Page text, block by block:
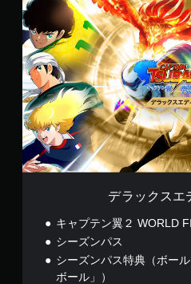
デ
ラ
ッ
ク
ス
エ
デ
ィ
シ
ョ
ン
デラックスエ
キャプテン翼２ WORLD
シーズンパス
シーズンパス特典（ボー
ボール」）